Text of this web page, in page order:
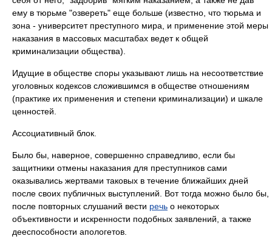
ему в тюрьме "озвереть" еще больше (известно, что тюрьма и
зона - университет преступного мира, и применение этой меры
наказания в массовых масштабах ведет к общей
криминализации общества).
Идущие в обществе споры указывают лишь на несоответствие
уголовных кодексов сложившимся в обществе отношениям
(практике их применения и степени криминализации) и шкале
ценностей.
Ассоциативный блок.
Было бы, наверное, совершенно справедливо, если бы
защитники отмены наказания для преступников сами
оказывались жертвами таковых в течение ближайших дней
после своих публичных выступлений. Вот тогда можно было бы,
после повторных слушаний вести речь о некоторых
объективности и искренности подобных заявлений, а также
дееспособности апологетов.